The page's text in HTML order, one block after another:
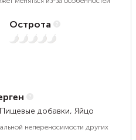
Острота
Нет остроты
добавки, Яйцо
непереносимости других